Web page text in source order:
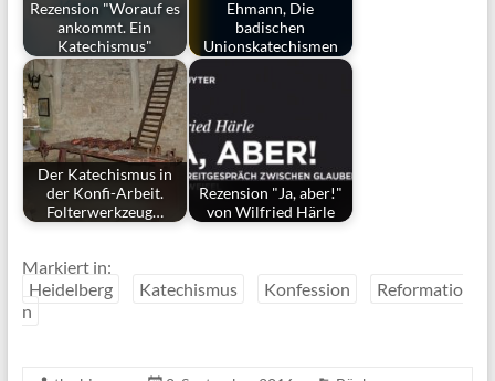
Rezension "Worauf es
ankommt. Ein
Katechismus"
Ehmann, Die
badischen
Unionskatechismen
Der Katechismus in
der Konfi-Arbeit.
Folterwerkzeug…
Rezension "Ja, aber!"
von Wilfried Härle
Markiert in:
Heidelberg
Katechismus Konfession
Reformatio
n